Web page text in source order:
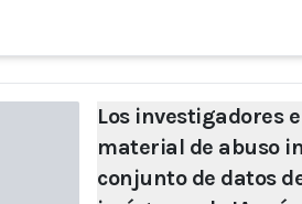
Los investigadores
material de abuso
conjunto de datos